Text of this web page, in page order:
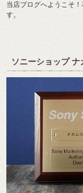
当店ブログへようこそ
す。
ソニーショップ ナ